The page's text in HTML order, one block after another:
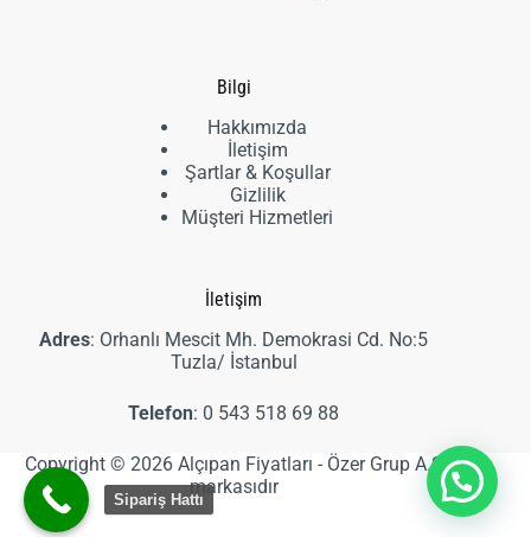
Bilgi
Hakkımızda
İletişim
Şartlar & Koşullar
Gizlilik
Müşteri Hizmetleri
İletişim
Adres: Orhanlı Mescit Mh. Demokrasi Cd. No:5
Tuzla/ İstanbul
Telefon: 0 543 518 69 88
Copyright © 2026 Alçıpan Fiyatları - Özer Grup A.Ş
markasıdır
Sipariş Hattı